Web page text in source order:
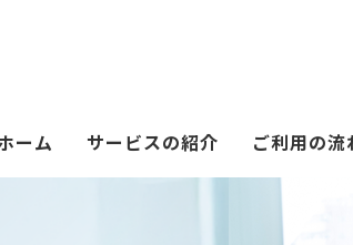
ーム サービスの紹介 ご利用の流